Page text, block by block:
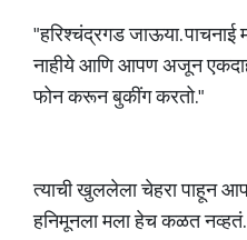
"हरिश्चंद्रगड जाऊया. पाचनाई
नाहीये आणि आपण अजून
फोन करून बुकींग करतो."
त्याची खुललेला चेहरा पाहून
हनिमूनला मला हेच कळत नव्हतं.